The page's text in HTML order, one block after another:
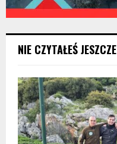
NIE CZYTAŁEŚ JESZCZE